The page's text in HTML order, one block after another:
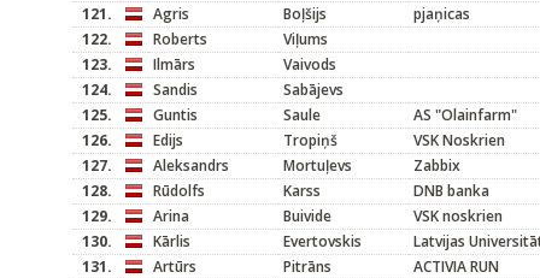
121.
Agris Boļšijs
pjaņicas
122.
Roberts
Viļums
123.
Ilmārs
Vaivods
124.
Sandis
Sabājevs
125.
Guntis Saule
AS "Olainfarm"
126.
Edijs Tropiņš
VSK Noskrien
127.
Aleksandrs Mortuļevs
Zabbix
128.
Rūdolfs Karss
DNB banka
129.
Arina Buivide
VSK noskrien
130.
Kārlis Evertovskis
Latvijas
131.
Artūrs Pitrāns
ACTIVIA RUN